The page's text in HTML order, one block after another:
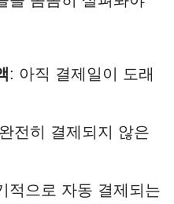
: 아직 결제일이 도래
전히 결제되지 않은
적으로 자동 결제되는